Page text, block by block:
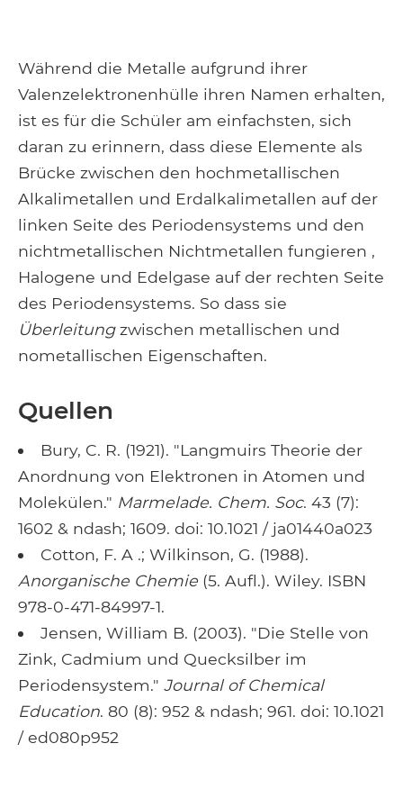
Während die Metalle aufgrund ihrer
Valenzelektronenhülle ihren Namen erhalten,
ist es für die Schüler am einfachsten, sich
daran zu erinnern, dass diese Elemente als
Brücke zwischen den hochmetallischen
Alkalimetallen und Erdalkalimetallen auf der
linken Seite des Periodensystems und den
nichtmetallischen Nichtmetallen fungieren ,
Halogene und Edelgase auf der rechten Seite
des Periodensystems. So dass sie
Überleitungzwischen metallischen und
nometallischen Eigenschaften.
Quellen
Bury, C. R. (1921). "Langmuirs Theorie der
Anordnung von Elektronen in Atomen und
Molekülen." Marmelade. Chem. Soc. 43 (7):
1602 & ndash; 1609. doi: 10.1021 / ja01440a023
Cotton, F. A .; Wilkinson, G. (1988).
Anorganische Chemie (5. Aufl.). Wiley. ISBN
978-0-471-84997-1.
Jensen, William B. (2003). "Die Stelle von
Zink, Cadmium und Quecksilber im
Periodensystem." Journal of Chemical
Education. 80 (8): 952 & ndash; 961. doi: 10.1021
/ ed080p952